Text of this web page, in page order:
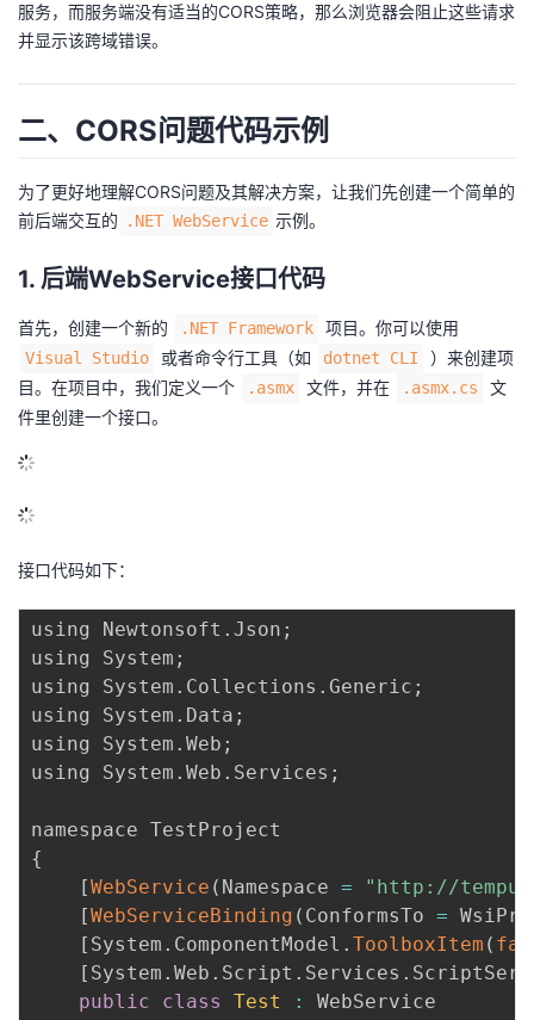
注
验
收
藏
议
服务，而服务端没有适当的CORS策略，那么浏览器会阻止这些请求
并显示该跨域错误。
二、CORS问题代码示例
为了更好地理解CORS问题及其解决方案，让我们先创建一个简单的
前后端交互的
.NET WebService 示例。
1. 后端WebService接口代码
首先，创建一个新的 .NET Framework 项目。你可以使用
Visual Studio 或者命令行工具（如 dotnet CLI
）来创建项
目。在项目中，我们定义一个
.asmx 文件，并在 .asmx.cs
文
件里创建一个接口。
接口代码如下：
using Newtonsoft . Json ;
using System ;
using System . Collections . Generic ;
using System . Data ;
using System . Web ;
using System . Web . Services ;
{
[WebService ( Namespace =
"http://
[WebServiceBinding ( ConformsTo =
[ System . ComponentModel . ToolboxItem (
[ System . Web . Script . Services .
public
class Test :
WebService